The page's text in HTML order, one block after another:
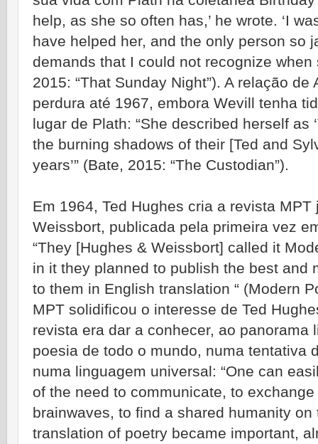
help, as she so often has,’ he wrote. ‘I
have helped her, and the only person so
demands that I could not recognize when
2015: “That Sunday Night”). A relação
perdura até 1967, embora Wevill tenha
lugar de Plath: “She described herself as
the burning shadows of their [Ted and
years’” (Bate, 2015: “The Custodian”).
Em 1964, Ted Hughes cria a revista
Weissbort, publicada pela primeira vez
“They [Hughes & Weissbort] called it
in it they planned to publish the best and
to them in English translation “ (Modern
MPT solidificou o interesse de Ted
revista era dar a conhecer, ao panorama
poesia de todo o mundo, numa tentativa
numa linguagem universal: “One can
of the need to communicate, to
brainwaves, to find a shared humanity
translation of poetry became important,